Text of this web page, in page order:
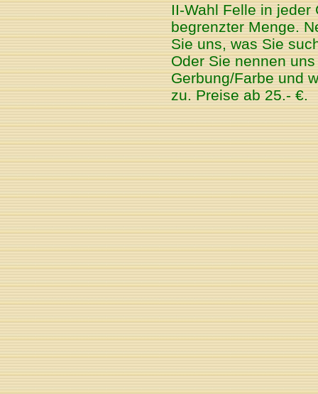
II-Wahl Felle in jeder
begrenzter Menge.
Sie uns, was Sie
Oder Sie nennen
Gerbung/Farbe und
zu. Preise ab 25.- €.